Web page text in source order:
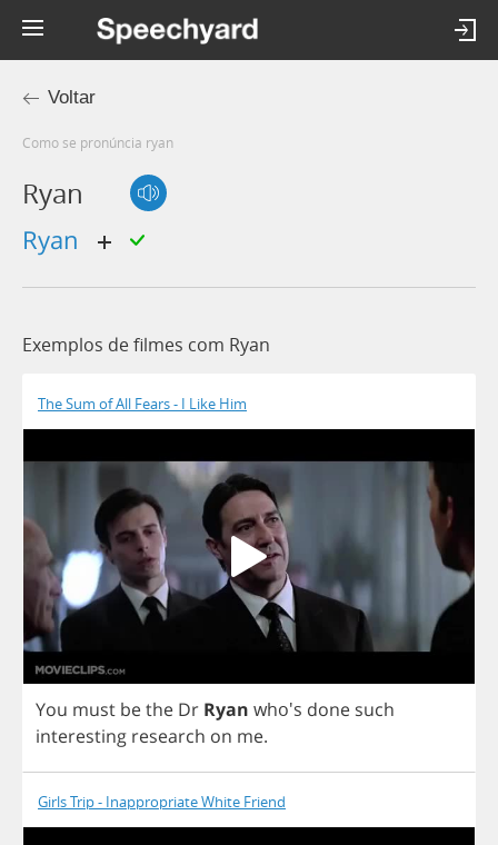
Voltar
Como se pronúncia ryan
Ryan
ryan
Exemplos de filmes com Ryan
The Sum of All Fears - I Like Him
You must bethe Dr Ryan who's done such
interesting research on me.
Girls Trip - Inappropriate White Friend